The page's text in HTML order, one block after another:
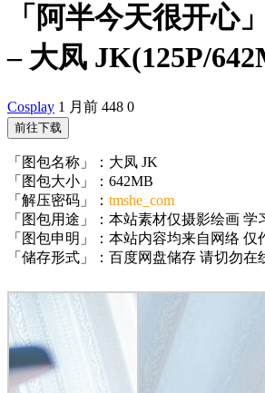
「阿半今天很开心
– 大凤 JK(125P/
Cosplay 1 月前 448 0
前往下载
「图包名称」：大凤 JK
「图包大小」：642MB
「解压密码」： tmshe_com
「图包用途」：本站素材仅摄影绘画 学
「图包申明」：本站内容均来自网络 仅
「储存形式」：百度网盘储存 请切勿在